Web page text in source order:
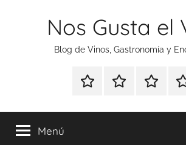
Nos Gusta el
Blog de Vinos, Gastronomía y
Especial
Tonics
Enoturismo
Gastronomía
Ranking
Menú